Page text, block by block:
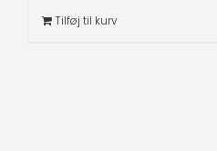
Tilføj til kurv